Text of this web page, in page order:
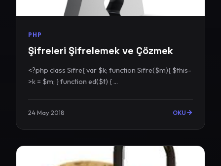
PHP
Şifreleri Şifrelemek ve Çözmek
<?php class Sifre{ var $k; function Sifre($m){ $this-
>k = $m; } function ed($t) { ...
24 May 2018 OKU